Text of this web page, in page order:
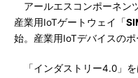
アールエスコンポーネン
産業用IoTゲートウェイ「
始。産業用IoTデバイスのポ
「インダストリー4.0」を